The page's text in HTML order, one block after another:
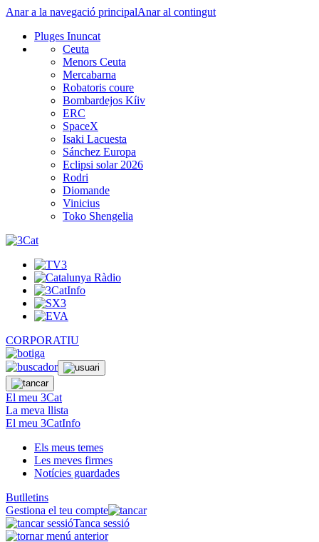
Anar a la navegació principalAnar al contingut
Pluges Inuncat
Ceuta
Menors Ceuta
Mercabarna
Robatoris coure
Bombardejos Kíiv
ERC
SpaceX
Isaki Lacuesta
Sánchez Europa
Eclipsi solar 2026
Rodri
Diomande
Vinicius
Toko Shengelia
CORPORATIU
El meu 3Cat
La meva llista
El meu 3CatInfo
Els meus temes
Les meves firmes
Notícies guardades
Butlletins
Gestiona el teu compte
Tanca sessió